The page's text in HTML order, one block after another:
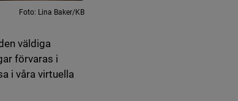
Foto: Lina Baker/KB
väldiga
förvaras i
i våra virtuella